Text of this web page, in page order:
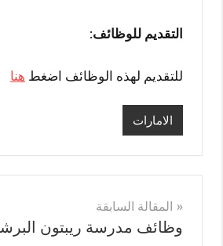
التقديم للوظائف:
للتقديم لهذه الوظائف اضغط هنا
الامارات
تصفّح
المقالات
المقالة السابقة
وظائف مدرسة ريبتون